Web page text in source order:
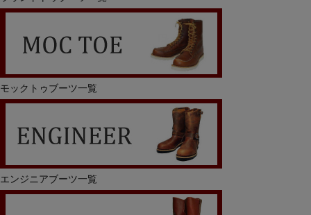
モックトゥブーツ一覧
エンジニアブーツ一覧